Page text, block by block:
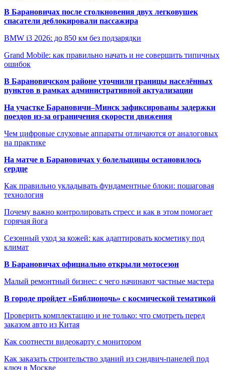
В Барановичах после столкновения двух легковушек
спасатели деблокировали пассажира
BMW i3 2026: до 850 км без подзарядки
Grand Mobile: как правильно начать и не совершить типичных
ошибок
В Барановичском районе уточнили границы населённых
пунктов в рамках административной актуализации
На участке Барановичи–Минск зафиксированы задержки
поездов из-за ограничения скорости движения
Чем цифровые слуховые аппараты отличаются от аналоговых
на практике
На матче в Барановичах у болельщицы остановилось
сердце
Как правильно укладывать фундаментные блоки: пошаговая
технология
Почему важно контролировать стресс и как в этом помогает
горячая йога
Сезонный уход за кожей: как адаптировать косметику под
климат
В Барановичах официально открыли мотосезон
Малый ремонтный бизнес: с чего начинают частные мастера
В городе пройдет «Библионочь» с космической тематикой
Проверить комплектацию и не только: что смотреть перед
заказом авто из Китая
Как соотнести видеокарту с монитором
Как заказать строительство зданий из сэндвич-панелей под
ключ в Москве